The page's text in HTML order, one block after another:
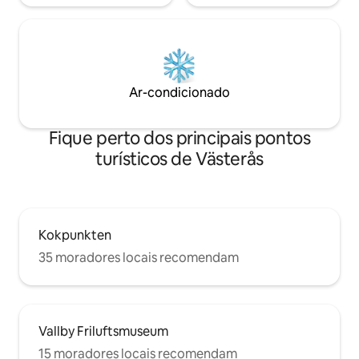
Ar-condicionado
Fique perto dos principais pontos
turísticos de Västerås
Kokpunkten
35 moradores locais recomendam
Vallby Friluftsmuseum
15 moradores locais recomendam